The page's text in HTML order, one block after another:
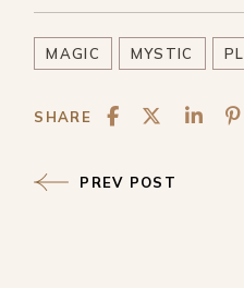
MAGIC MYSTIC
SHARE
PREV POST